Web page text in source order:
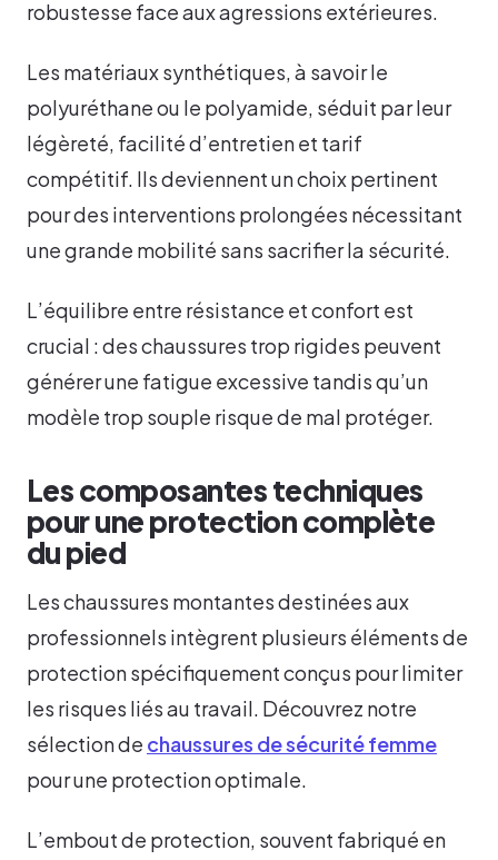
robustesse face aux agressions extérieures.
Les matériaux synthétiques, à savoir le
polyuréthane ou le polyamide, séduit par leur
légèreté, facilité d’entretien et tarif
compétitif. Ils deviennent un choix pertinent
pour des interventions prolongées nécessitant
une grande mobilité sans sacrifier la sécurité.
L’équilibre entre résistance et confort est
crucial : des chaussures trop rigides peuvent
générer une fatigue excessive tandis qu’un
modèle trop souple risque de mal protéger.
Les composantes techniques
pour une protection complète
du pied
Les chaussures montantes destinées aux
professionnels intègrent plusieurs éléments de
protection spécifiquement conçus pour limiter
les risques liés au travail. Découvrez notre
sélection de chaussures de sécurité femme
pour une protection optimale.
L’embout de protection, souvent fabriqué en